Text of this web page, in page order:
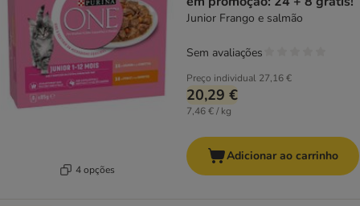
4 opções
Junior Frango e salmão
Preço individual 27,16 €
20,29 €
7,46 € / kg
Sem avaliações
Adicionar ao carrinho